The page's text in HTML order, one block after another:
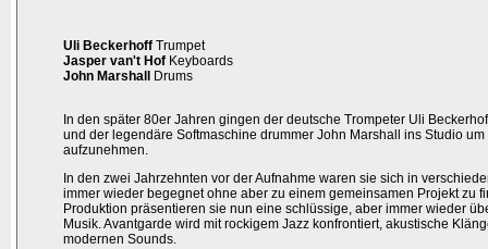
Uli Beckerhoff Trumpet
Jasper van't Hof Keyboards
John Marshall
Drums
In den später 80er Jahren gingen der deutsche Trompeter Uli
und der legendäre Softmaschine drummer John Marshall ins Studio
aufzunehmen.
In den zwei Jahrzehnten vor der Aufnahme waren sie sich in
immer wieder begegnet ohne aber zu einem gemeinsamen Projekt zu
Produktion präsentieren sie nun eine schlüssige, aber immer wieder
Musik. Avantgarde wird mit rockigem Jazz konfrontiert, akustische
modernen Sounds.